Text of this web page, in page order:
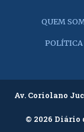
QUEM
POLÍTICA
Av. Coriolano
© 2026 Diário